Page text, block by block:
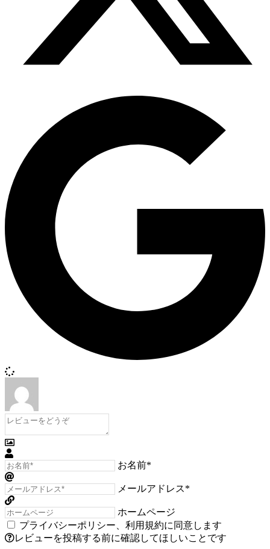
お名前*
メールアドレス*
ホームページ
プライバシーポリシー
利用規約に同意します
レビューを投稿する前に確認してほしいことです